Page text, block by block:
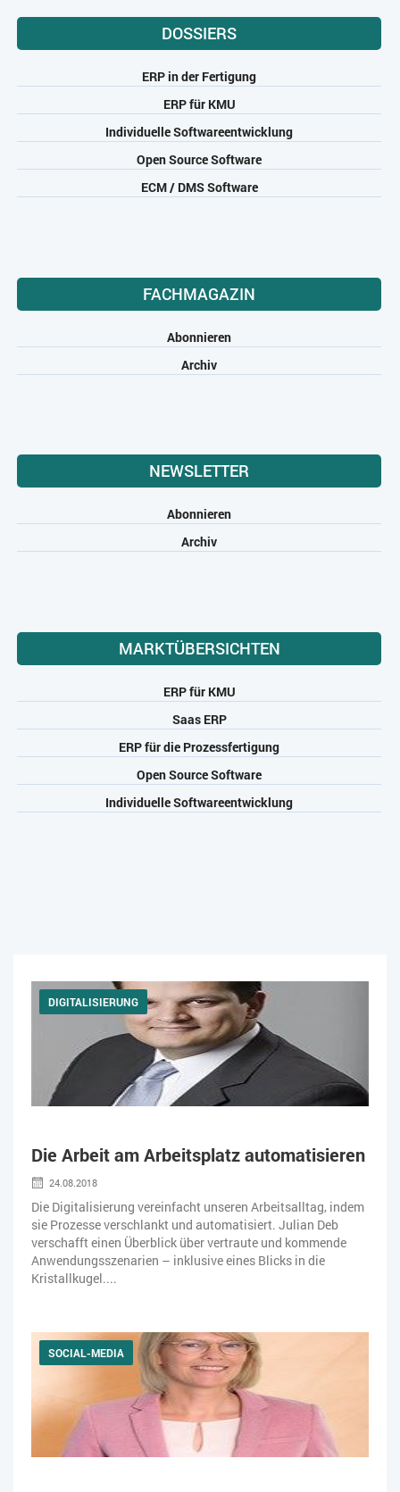
DOSSIERS
ERP in der Fertigung
ERP für KMU
Individuelle Softwareentwicklung
Open Source Software
ECM / DMS Software
FACHMAGAZIN
Abonnieren
Archiv
NEWSLETTER
Abonnieren
Archiv
MARKTÜBERSICHTEN
ERP für KMU
Saas ERP
ERP für die Prozessfertigung
Open Source Software
Individuelle Softwareentwicklung
DIGITALISIERUNG
Die Arbeit am Arbeitsplatz automatisieren
24.08.2018
Die Digitalisierung vereinfacht unseren Arbeitsalltag, indem
sie Prozesse verschlankt und automatisiert. Julian Deb
verschafft einen Überblick über vertraute und kommende
Anwendungsszenarien – inklusive eines Blicks in die
Kristallkugel....
SOCIAL-MEDIA